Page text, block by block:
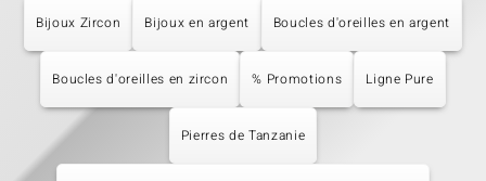
Bijoux Zircon Bijoux en argent Boucles d'oreilles en argent
Boucles d'oreilles en zircon % Promotions Ligne Pure
Pierres de Tanzanie